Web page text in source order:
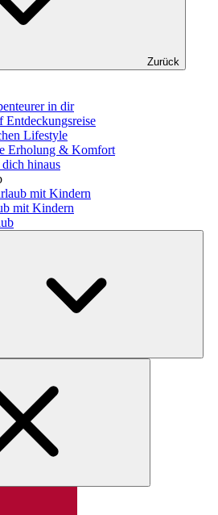
Zurück
in dir
Entdeckungsreise
Lifestyle
Erholung & Komfort
hinaus
mit Kindern
mit Kindern